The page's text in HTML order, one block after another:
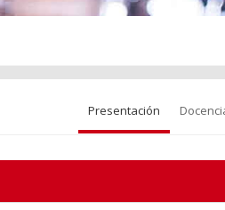
Presentación